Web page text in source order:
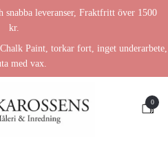
snabba leveranser, Fraktfritt över 1500
kr.
Paint, torkar fort, inget underarbete,
med vax.
0